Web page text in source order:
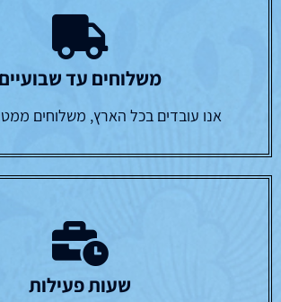
משלוחים עד שבועיים
אנו עובדים בכל הארץ, משלוחים
שעות פעילות